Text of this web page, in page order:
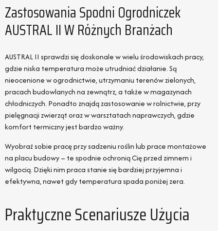
Zastosowania Spodni Ogrodniczek
AUSTRAL II W Różnych Branżach
AUSTRAL II sprawdzi się doskonale w wielu środowiskach pracy,
gdzie niska temperatura może utrudniać działanie. Są
nieocenione w ogrodnictwie, utrzymaniu terenów zielonych,
pracach budowlanych na zewnątrz, a także w magazynach
chłodniczych. Ponadto znajdą zastosowanie w rolnictwie, przy
pielęgnacji zwierząt oraz w warsztatach naprawczych, gdzie
komfort termiczny jest bardzo ważny.
Wyobraź sobie pracę przy sadzeniu roślin lub prace montażowe
na placu budowy – te spodnie ochronią Cię przed zimnem i
wilgocią. Dzięki nim praca stanie się bardziej przyjemna i
efektywna, nawet gdy temperatura spada poniżej zera.
Praktyczne Scenariusze Użycia